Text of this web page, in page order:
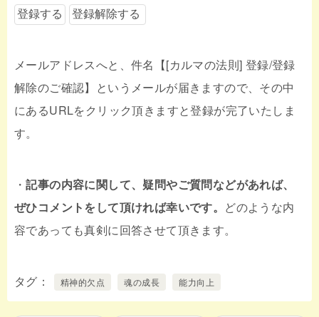
メールアドレスへと、件名【[カルマの法則] 登録/登録
解除のご確認】というメールが届きますので、その中
にあるURLをクリック頂きますと登録が完了いたしま
す。
・記事の内容に関して、疑問やご質問などがあれば、
ぜひコメントをして頂ければ幸いです。 どのような内
容であっても真剣に回答させて頂きます。
タグ 精神的欠点 魂の成長 能力向上